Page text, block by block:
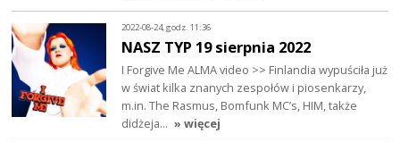
2022-08-24, godz. 11:36
NASZ TYP 19 sierpnia 2022
I Forgive Me ALMA video >> Finlandia wypuściła już
w świat kilka znanych zespołów i piosenkarzy,
m.in. The Rasmus, Bomfunk MC’s, HIM, także
didżeja… » więcej